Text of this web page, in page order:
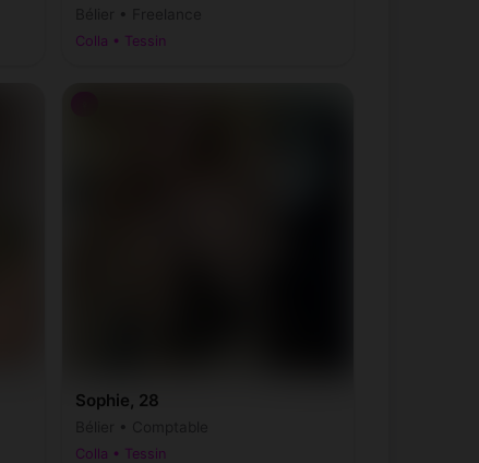
Colla • Tessin
Sophie, 28
Colla • Tessin